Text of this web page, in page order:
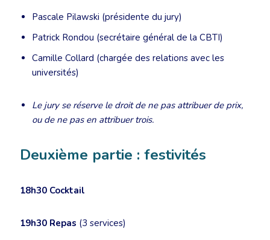
Pascale Pilawski (présidente du jury)
Patrick Rondou (secrétaire général de la CBTI)
Camille Collard (chargée des relations avec les
universités)
Le jury se réserve le droit de ne pas attribuer de prix,
ou de ne pas en attribuer trois.
Deuxième partie : festivités
18h30 Cocktail
19h30 Repas (3 services)